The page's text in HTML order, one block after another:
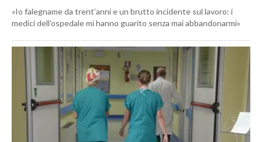
«Io falegname da trent’anni e un brutto incidente sul lavoro: i
medici dell’ospedale mi hanno guarito senza mai abbandonarmi»